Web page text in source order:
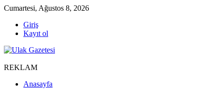
Cumartesi, Ağustos 8, 2026
Giriş
Kayıt ol
REKLAM
Anasayfa